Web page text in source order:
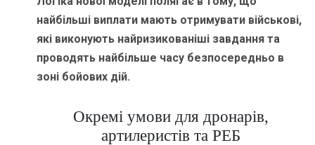
найбільші виплати мають отримувати військові,
які виконують найризикованіші завдання та
проводять найбільше часу безпосередньо в
зоні бойових дій.
Окремі умови для дронарів,
артилеристів та РЕБ